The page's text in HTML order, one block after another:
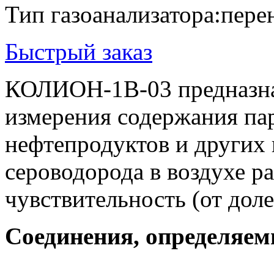
Тип газоанализатора:
Быстрый заказ
КОЛИОН-1В-03
измерения содержания
нефтепродуктов и
сероводорода в воздухе
чувствительность (от
Соединения,